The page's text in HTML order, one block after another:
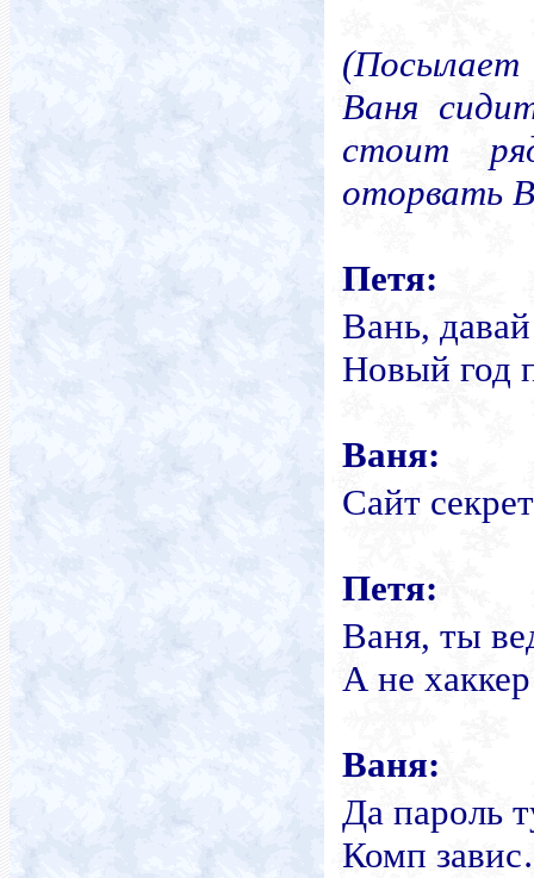
Ваня
стоит
оторвать
Петя:
Вань,
Новый год
Ваня:
Сайт
Петя:
Ваня, ты
А не
Ваня:
Да пароль
Комп